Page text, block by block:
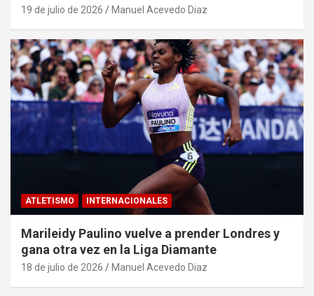
19 de julio de 2026 Manuel Acevedo Diaz
ATLETISMO INTERNACIONALES
Marileidy Paulino vuelve a prender Londres y
gana otra vez en la Liga Diamante
18 de julio de 2026 Manuel Acevedo Diaz